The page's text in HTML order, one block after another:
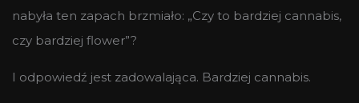
nabyła ten zapach brzmiało: „Czy to bardziej cannabis,
czy bardziej flower”?
I odpowiedź jest zadowalająca. Bardziej cannabis.